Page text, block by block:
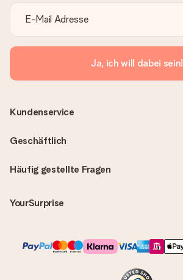
Ja, ich will dabei sein!
Häufig gestellte Fragen
YourSurprise
Kundenservice
Geschäftlich